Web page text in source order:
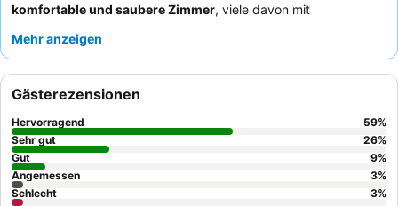
komfortable und saubere Zimmer, viele davon mit
Hotelpersonalfür seine außergewöhnliche Freundlichkeit sowie
beste Erlebnis empfiehlt es sich, ein Zimmer in einer höheren
Etage anzufragen, um die atemberaubende Aussicht voll
genießen zu können.
Mehr anzeigen
Gästerezensionen
Hervorragend 59%
Sehr gut
26%
Gut
9%
Angemessen
3%
Schlecht
3%